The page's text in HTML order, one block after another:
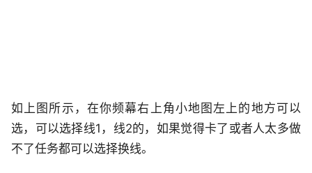
如上图所示，在你频幕右上角小地图左上的地方可以
选，可以选择线1，线2的，如果觉得卡了或者人太多做
不了任务都可以选择换线。